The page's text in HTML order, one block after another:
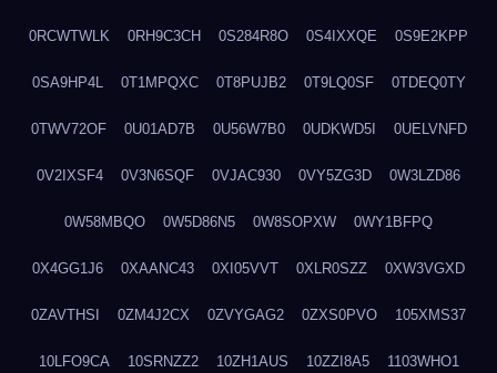
0RCWTWLK 0RH9C3CH 0S284R8O 0S4IXXQE 0S9E2KPP
0SA9HP4L 0T1MPQXC 0T8PUJB2 0T9LQ0SF 0TDEQ0TY
0TWV72OF 0U01AD7B 0U56W7B0 0UDKWD5I 0UELVNFD
0V2IXSF4 0V3N6SQF 0VJAC930 0VY5ZG3D 0W3LZD86
0W58MBQO 0W5D86N5 0W8SOPXW 0WY1BFPQ
0X4GG1J6 0XAANC43 0XI05VVT 0XLR0SZZ 0XW3VGXD
0ZAVTHSI 0ZM4J2CX 0ZVYGAG2 0ZXS0PVO 105XMS37
10LFO9CA 10SRNZZ2 10ZH1AUS 10ZZI8A5 1103WHO1